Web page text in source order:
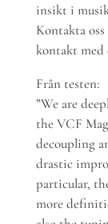
insikt i
Kontakta
kontakt med
Från testen:
”We are
the VCF
decoupling
drastic
particular,
more